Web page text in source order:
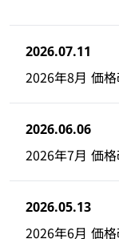
2026.07.11
2026年8月 価
2026.06.06
2026年7月 価
2026.05.13
2026年6月 価